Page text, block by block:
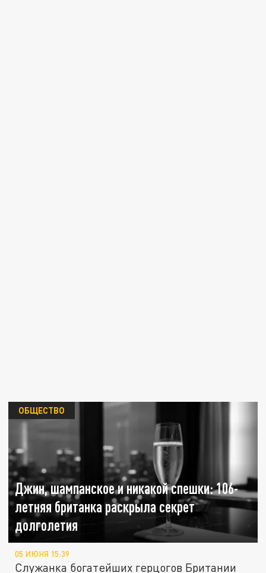
Джин, шампанское и никакой спешки: 106-
летняя британка раскрыла секрет
долголетия
ОБЩЕСТВО
05 ИЮНЯ 15:39
Служанка богатейших герцогов Британии